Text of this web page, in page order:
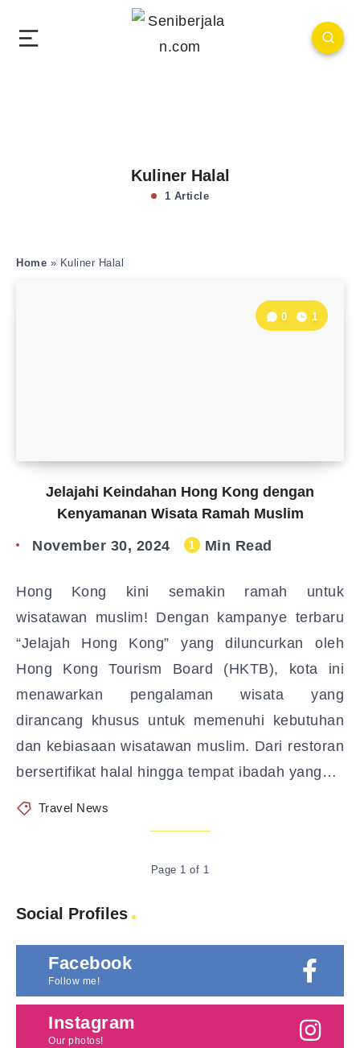
Kuliner Halal
1 Article
Home » Kuliner Halal
Jelajahi Keindahan Hong Kong dengan
Kenyamanan Wisata Ramah Muslim
0 1
November 30, 2024 1 Min Read
Hong Kong kini semakin ramah untuk
wisatawan muslim! Dengan kampanye terbaru
“Jelajah Hong Kong” yang diluncurkan oleh
Hong Kong Tourism Board (HKTB), kota ini
menawarkan pengalaman wisata yang
dirancang khusus untuk memenuhi kebutuhan
dan kebiasaan wisatawan muslim. Dari restoran
bersertifikat halal hingga tempat ibadah yang…
Travel News
Page 1 of 1
Social Profiles
Facebook
Follow me!
Instagram
Our photos!